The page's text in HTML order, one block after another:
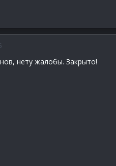
нету жалобы. Закрыто!